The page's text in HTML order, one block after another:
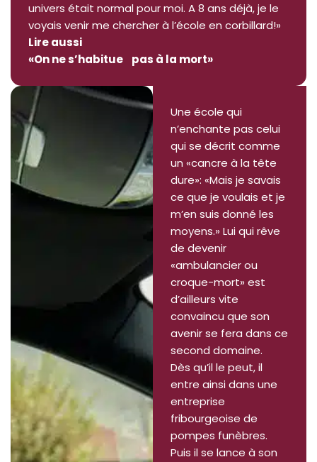
univers était normal pour moi. A 8 ans déjà, je le
voyais venir me chercher à l’école en corbillard!»
Lire aussi
«On ne s’habitue pas à la mort»
Une école qui
n’enchante pas celui
qui se décrit comme
un «cancre à la tête
dure»: «Mais je savais
ce que je voulais et je
m’en suis donné les
moyens.» Lui qui rêve
de devenir
«ambulancier ou
croque-mort» est
d’ailleurs vite
convaincu que son
avenir se fera dans ce
second domaine.
Dès qu’il le peut, il
entre ainsi dans une
entreprise
fribourgeoise de
pompes funèbres.
Puis il se lance à son